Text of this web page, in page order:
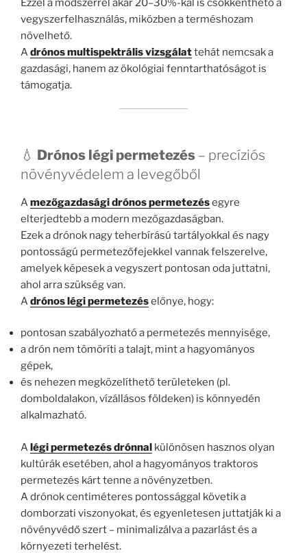
Ezzel a módszerrel akár 20–30%-kal is csökkenthető a
vegyszerfelhasználás, miközben a terméshozam
növelhető.
Adrónos multispektrális vizsgálattehát nemcsak a
gazdasági, hanem az ökológiai fenntarthatóságot is
támogatja.
💧 Drónos légi permetezés – precíziós
növényvédelem a levegőből
Amezőgazdasági drónos permetezésegyre
elterjedtebb a modern mezőgazdaságban.
Ezek a drónok nagy teherbírású tartályokkal és nagy
pontosságú permetezőfejekkel vannak felszerelve,
amelyek képesek a vegyszert pontosan oda juttatni,
ahol arra szükség van.
Adrónos légi permetezéselőnye, hogy:
pontosan szabályozható a permetezés mennyisége,
a drón nem tömöríti a talajt, mint a hagyományos
gépek,
és nehezen megközelíthető területeken (pl.
domboldalakon, vízállásos földeken) is könnyedén
alkalmazható.
Alégi permetezés drónnal különösen hasznos olyan
kultúrák esetében, ahol a hagyományos traktoros
permetezés kárt tenne a növényzetben.
A drónok centiméteres pontossággal követik a
domborzati viszonyokat, és egyenletesen juttatják ki a
növényvédő szert – minimalizálva a pazarlást és a
környezeti terhelést.